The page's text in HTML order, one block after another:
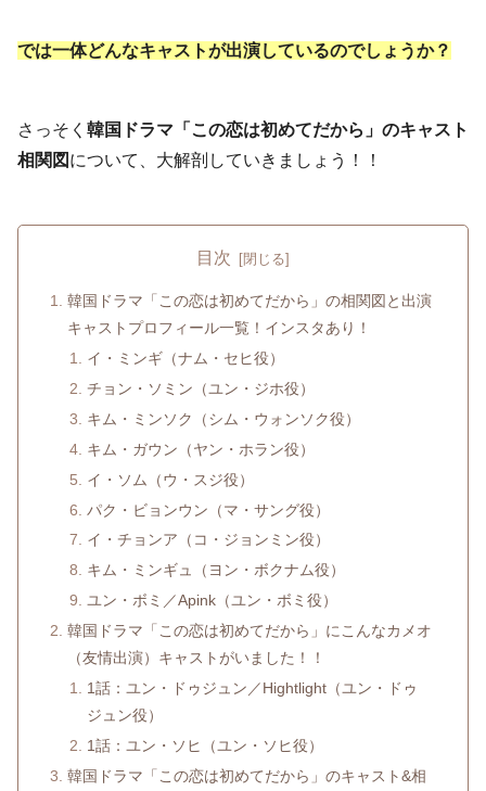
では一体どんなキャストが出演しているのでしょうか？
さっそく 韓国ドラマ「この恋は初めてだから」のキャスト
相関図 について、大解剖していきましょう！！
目次
韓国ドラマ「この恋は初めてだから」の相関図と出演
キャストプロフィール一覧！インスタあり！
イ・ミンギ（ナム・セヒ役）
チョン・ソミン（ユン・ジホ役）
キム・ミンソク（シム・ウォンソク役）
キム・ガウン（ヤン・ホラン役）
イ・ソム（ウ・スジ役）
パク・ビョンウン（マ・サング役）
イ・チョンア（コ・ジョンミン役）
キム・ミンギュ（ヨン・ボクナム役）
ユン・ボミ／Apink（ユン・ボミ役）
韓国ドラマ「この恋は初めてだから」にこんなカメオ
（友情出演）キャストがいました！！
1話：ユン・ドゥジュン／Hightlight（ユン・ドゥ
ジュン役）
1話：ユン・ソヒ（ユン・ソヒ役）
韓国ドラマ「この恋は初めてだから」のキャスト&相